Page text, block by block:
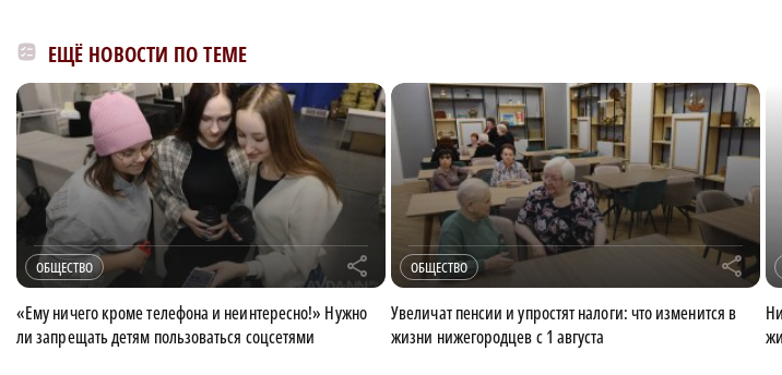
ЕЩЁ НОВОСТИ ПО ТЕМЕ
ОБЩЕСТВО r
«Ему ничего кроме телефона и неинтересно!» Нужно
ли запрещать детям пользоваться соцсетями
ОБЩЕСТВО r
Увеличат пенсии и упростят налоги: что изменится в
жизни нижегородцев с 1 августа